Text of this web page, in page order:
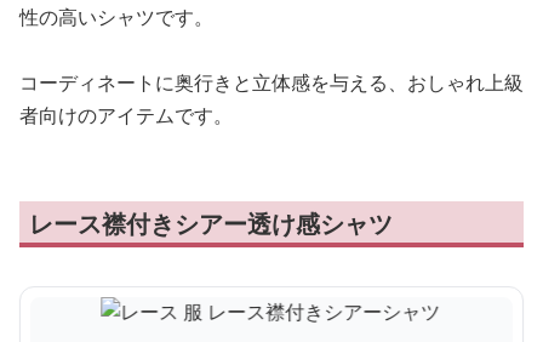
性の高いシャツです。
コーディネートに奥行きと立体感を与える、おしゃれ上級
者向けのアイテムです。
レース襟付きシアー透け感シャツ